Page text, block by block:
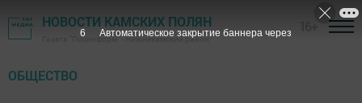
НОВОСТИ КАМСКИХ ПОЛЯН
Газета "Посинформ" - Нижнекамский район
ОБЩЕСТВО
5 Автоматическое закрытие баннера через